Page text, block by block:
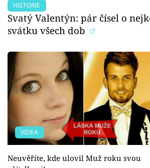
HISTORIE
Svatý Valentýn: pár čísel o
svátku všech dob
VIDEA
Neuvěříte, kde ulovil Muž roku svou